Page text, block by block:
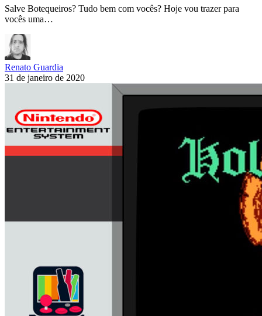
Salve Botequeiros? Tudo bem com vocês? Hoje vou trazer para
vocês uma…
Renato Guardia
31 de janeiro de 2020